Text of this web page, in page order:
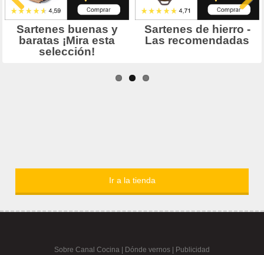
Ir a la tienda
Sobre Canal Cocina Dónde vernos | Publicidad